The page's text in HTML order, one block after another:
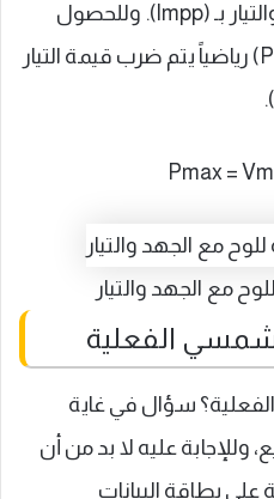
على هذه القدرة بـ (Vmpp)، والتيار بـ (Impp). وللحصول
على قيمة أقصى قدرة (Pmax) رياضياً يتم ضرب قيمة التيار
Pmax =
مع الجهد والتيار
الفعلية
سؤال في غاية
وللإجابة عليه لا بد من أن
على بطاقة البيانات